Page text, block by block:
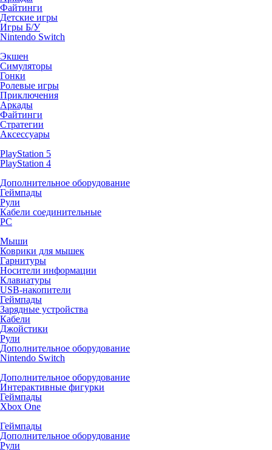
Файтинги
Детские игры
Игры Б/У
Nintendo Switch
Экшен
Симуляторы
Гонки
Ролевые игры
Приключения
Аркады
Файтинги
Стратегии
Аксессуары
PlayStation 5
PlayStation 4
Дополнительное оборудование
Геймпады
Рули
Кабели соединительные
PC
Мыши
Коврики для мышек
Гарнитуры
Носители информации
Клавиатуры
USB-накопители
Геймпады
Зарядные устройства
Кабели
Джойстики
Рули
Дополнительное оборудование
Nintendo Switch
Дополнительное оборудование
Интерактивные фигурки
Геймпады
Xbox One
Геймпады
Дополнительное оборудование
Рули